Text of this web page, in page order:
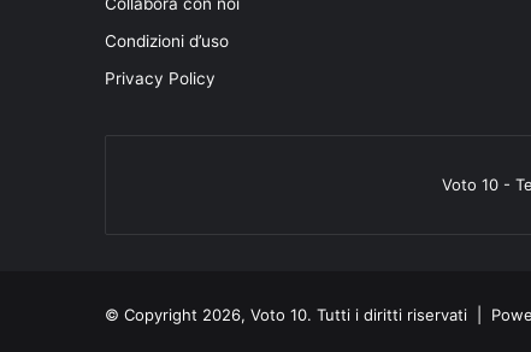
Condizioni d’uso
Privacy Policy
Voto 10 -
© Copyright 2026, Voto 10. Tutti i diritti riservati |